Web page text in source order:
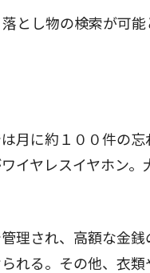
とし物の検索が可能
月に約１００件の
イヤレスイヤホン
理され、高額な金
れる。その他、衣